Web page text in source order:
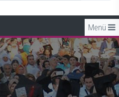
Menü